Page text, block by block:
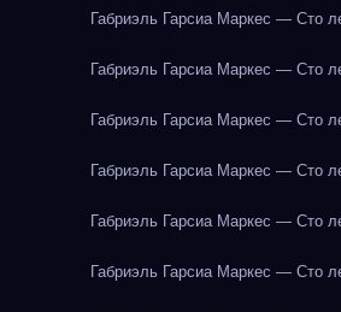
Габриэль Гарсиа Маркес — Сто
Габриэль Гарсиа Маркес — Сто
Габриэль Гарсиа Маркес — Сто
Габриэль Гарсиа Маркес — Сто
Габриэль Гарсиа Маркес — Сто
Габриэль Гарсиа Маркес — Сто